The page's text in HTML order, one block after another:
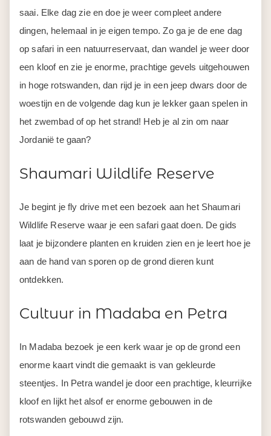
saai. Elke dag zie en doe je weer compleet andere
dingen, helemaal in je eigen tempo. Zo ga je de ene dag
op safari in een natuurreservaat, dan wandel je weer door
een kloof en zie je enorme, prachtige gevels uitgehouwen
in hoge rotswanden, dan rijd je in een jeep dwars door de
woestijn en de volgende dag kun je lekker gaan spelen in
het zwembad of op het strand! Heb je al zin om naar
Jordanië te gaan?
Shaumari Wildlife Reserve
Je begint je fly drive met een bezoek aan het Shaumari
Wildlife Reserve waar je een safari gaat doen. De gids
laat je bijzondere planten en kruiden zien en je leert hoe je
aan de hand van sporen op de grond dieren kunt
ontdekken.
Cultuur in Madaba en Petra
In Madaba bezoek je een kerk waar je op de grond een
enorme kaart vindt die gemaakt is van gekleurde
steentjes. In Petra wandel je door een prachtige, kleurrijke
kloof en lijkt het alsof er enorme gebouwen in de
rotswanden gebouwd zijn.